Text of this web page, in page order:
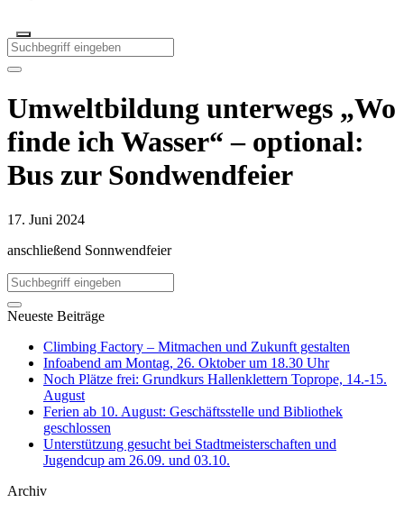
Umweltbildung unterwegs „Wo
finde ich Wasser“ – optional:
Bus zur Sondwendfeier
17. Juni 2024
anschließend Sonnwendfeier
Neueste Beiträge
Climbing Factory – Mitmachen und Zukunft gestalten
Infoabend am Montag, 26. Oktober um 18.30 Uhr
Noch Plätze frei: Grundkurs Hallenklettern Toprope, 14.-15.
August
Ferien ab 10. August: Geschäftsstelle und Bibliothek
geschlossen
Unterstützung gesucht bei Stadtmeisterschaften und
Jugendcup am 26.09. und 03.10.
Archiv